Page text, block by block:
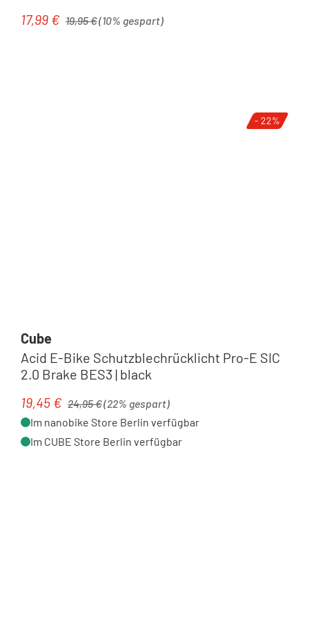
Verkaufspreis:
17,99 € 19,95 €(10% gespart)
- 22%
Cube
Acid E-Bike Schutzblechrücklicht Pro-E SIC
2.0 Brake BES3 | black
Verkaufspreis:
19,45 € Regulärer Preis:
24,95 €(22% gespart)
Im nanobike Store Berlin verfügbar
Im CUBE Store Berlin verfügbar